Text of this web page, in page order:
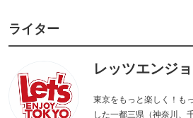
ライター
レッツエンジ
東京をもっと楽しく！も
した一都三県（神奈川、